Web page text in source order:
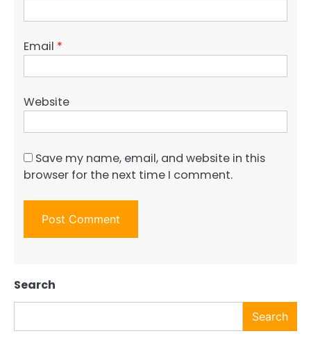
Email *
Website
Save my name, email, and website in this
browser for the next time I comment.
Search
Search